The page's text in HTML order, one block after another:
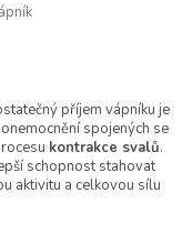
příjem vápníku je
spojených se
kontrakce svalů.
schopnost stahovat
aktivitu a celkovou sílu